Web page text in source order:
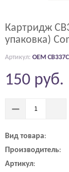
Картридж
упаковка)
Артикул: OEM CB337C
Вид товара:
Производитель:
Артикул:
150 руб.